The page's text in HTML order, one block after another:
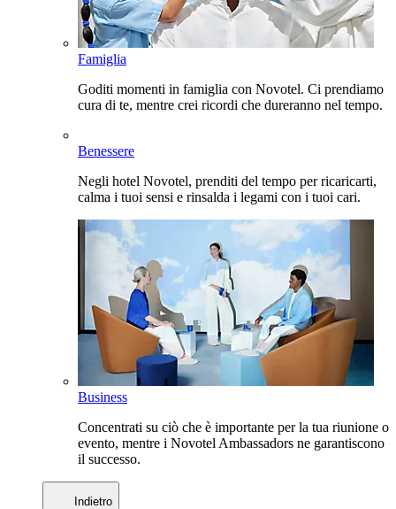
Famiglia
Goditi momenti in famiglia con Novotel. Ci prendiamo
cura di te, mentre crei ricordi che dureranno nel tempo.
Benessere
Negli hotel Novotel, prenditi del tempo per ricaricarti,
calma i tuoi sensi e rinsalda i legami con i tuoi cari.
Business
Concentrati su ciò che è importante per la tua riunione o
evento, mentre i Novotel Ambassadors ne garantiscono
il successo.
Indietro